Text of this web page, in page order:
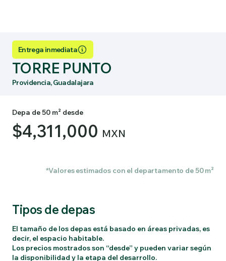
Entrega inmediata
TORRE PUNTO
Providencia, Guadalajara
Depa de 50 m² desde
$4,311,000 MXN
*Valores estimados con el departamento de 50 m²
Tipos de depas
El tamaño de los depas está basado en áreas privadas, es
decir, el espacio habitable.
Los precios mostrados son “desde” y pueden variar según
la disponibilidad y la etapa del desarrollo.